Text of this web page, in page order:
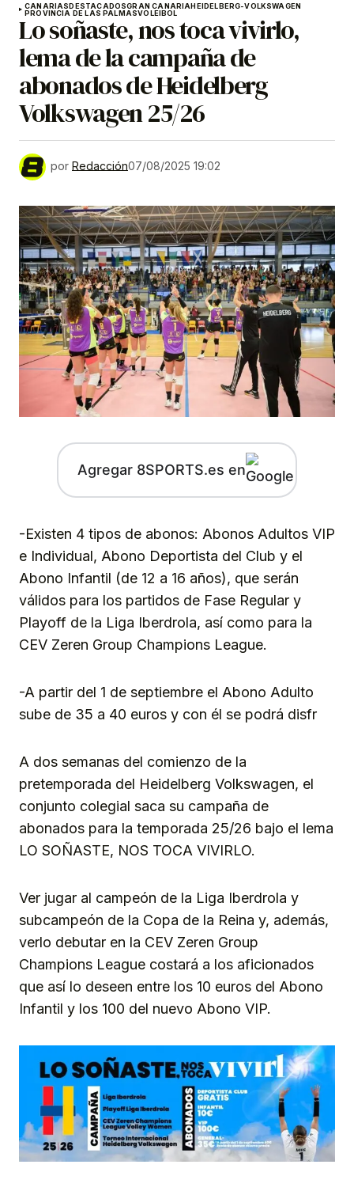
CANARIASDESTACADOSGRAN CANARIAHEIDELBERG-VOLKSWAGEN
PROVINCIA DE LAS PALMASVOLEIBOL
Lo soñaste, nos toca vivirlo,
lema de la campaña de
abonados de Heidelberg
Volkswagen 25/26
por Redacción07/08/2025 19:02
Agregar 8SPORTS.es en
-Existen 4 tipos de abonos: Abonos Adultos VIP
e Individual, Abono Deportista del Club y el
Abono Infantil (de 12 a 16 años), que serán
válidos para los partidos de Fase Regular y
Playoff de la Liga Iberdrola, así como para la
CEV Zeren Group Champions League.
-A partir del 1 de septiembre el Abono Adulto
sube de 35 a 40 euros y con él se podrá disfr
A dos semanas del comienzo de la
pretemporada del Heidelberg Volkswagen, el
conjunto colegial saca su campaña de
abonados para la temporada 25/26 bajo el lema
LO SOÑASTE, NOS TOCA VIVIRLO.
Ver jugar al campeón de la Liga Iberdrola y
subcampeón de la Copa de la Reina y, además,
verlo debutar en la CEV Zeren Group
Champions League costará a los aficionados
que así lo deseen entre los 10 euros del Abono
Infantil y los 100 del nuevo Abono VIP.